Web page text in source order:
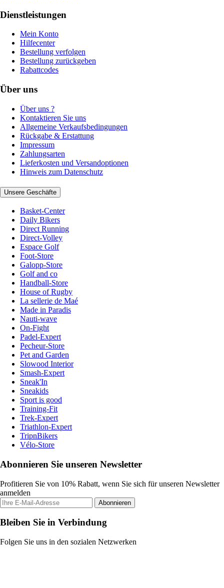
Dienstleistungen
Mein Konto
Hilfecenter
Bestellung verfolgen
Bestellung zurückgeben
Rabattcodes
Über uns
Über uns ?
Kontaktieren Sie uns
Allgemeine Verkaufsbedingungen
Rückgabe & Erstattung
Impressum
Zahlungsarten
Lieferkosten und Versandoptionen
Hinweis zum Datenschutz
Unsere Geschäfte
Basket-Center
Daily Bikers
Direct Running
Direct-Volley
Espace Golf
Foot-Store
Galopp-Store
Golf and co
Handball-Store
House of Rugby
La sellerie de Maé
Made in Paradis
Nauti-wave
On-Fight
Padel-Expert
Pecheur-Store
Pet and Garden
Slowood Interior
Smash-Expert
Sneak'In
Sneakids
Sport is good
Training-Fit
Trek-Expert
Triathlon-Expert
TripnBikers
Vélo-Store
Abonnieren Sie unseren Newsletter
Profitieren Sie von 10% Rabatt, wenn Sie sich für unseren Newsletter
anmelden
Abonnieren
Bleiben Sie in Verbindung
Folgen Sie uns in den sozialen Netzwerken